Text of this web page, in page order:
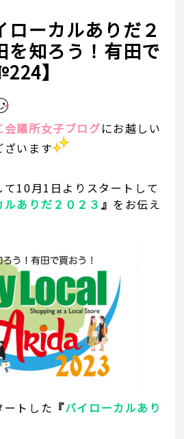
ローカルありだ２
を知ろう！有田で
】
会議所女子ブログにお越しい
ざいます
10月1日よりスタートして
ありだ２０２３ 』 をお伝え
トした 『バイローカルあり